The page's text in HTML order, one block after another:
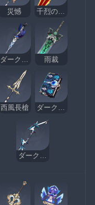
災憾 千烈の日輪
雨裁
西風長槍 ダークアレイの酒と詩
ダークアレイの狩人